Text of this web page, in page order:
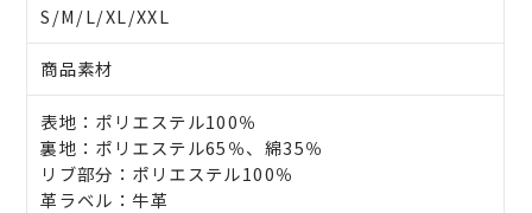
S/M/L/XL/XXL
商品素材
表地：ポリエステル100％
裏地：ポリエステル65％、綿35％
リブ部分：ポリエステル100％
革ラベル：牛革